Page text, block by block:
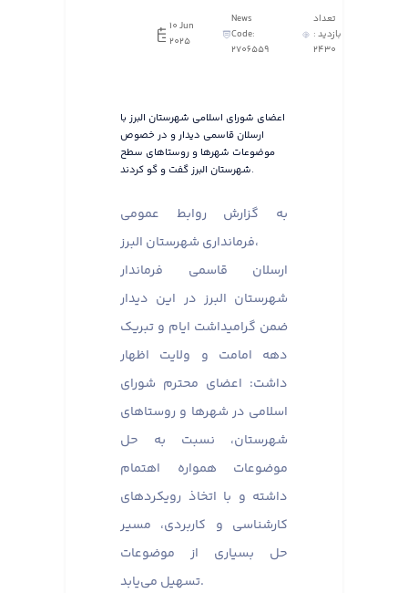
10 Jun
2025
News
Code:
2706559
تعداد
بازدید :
2430
اعضای شورای اسلامی شهرستان البرز با
ارسلان قاسمی دیدار و در خصوص
موضوعات شهرها و روستاهای سطح
شهرستان البرز گفت و گو کردند.
به گزارش روابط عمومی
فرمانداری شهرستان البرز،
ارسلان قاسمی فرماندار
شهرستان البرز در این دیدار
ضمن گرامیداشت ایام و تبریک
دهه امامت و ولایت اظهار
داشت: اعضای محترم شورای
اسلامی در شهرها و روستاهای
شهرستان، نسبت به حل
موضوعات همواره اهتمام
داشته و با اتخاذ رویکردهای
کارشناسی و کاربردی، مسیر
حل بسیاری از موضوعات
تسهیل می‌یابد.